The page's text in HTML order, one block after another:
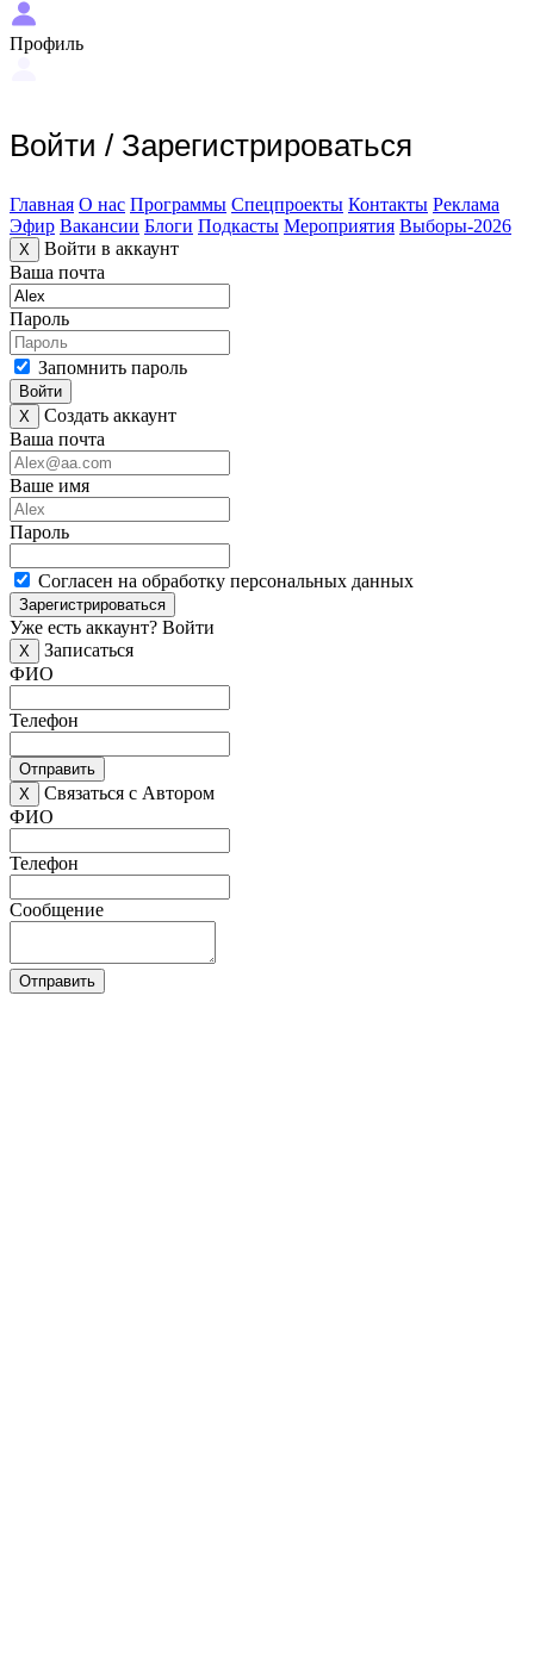
Профиль
Войти / Зарегистрироваться
Главная О нас Программы Спецпроекты Контакты Реклама
Эфир Вакансии Блоги Подкасты Мероприятия Выборы-2026
X
Войти в аккаунт
Ваша почта
Пароль
Запомнить пароль
Войти
X
Создать аккаунт
Ваша почта
Ваше имя
Пароль
Согласен на обработку персональных данных
Зарегистрироваться
Уже есть аккаунт? Войти
X
Записаться
ФИО
Телефон
Отправить
X
Связаться с Автором
ФИО
Телефон
Сообщение
Отправить